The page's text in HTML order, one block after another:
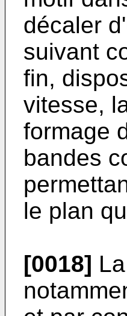
décaler
suivant
fin,
vitesse,
formage
bandes
le plan
[0018]